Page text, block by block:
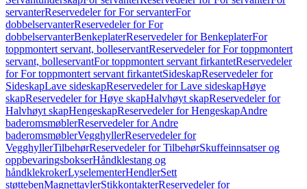
servanterReservedeler for For servanterFor
dobbelservanterReservedeler for For
dobbelservanterBenkeplaterReservedeler for BenkeplaterFor
toppmontert servant, bolleservantReservedeler for For toppmontert
servant, bolleservantFor toppmontert servant firkantetReservedeler
for For toppmontert servant firkantetSideskapReservedeler for
SideskapLave sideskapReservedeler for Lave sideskapHøye
skapReservedeler for Høye skapHalvhøyt skapReservedeler for
Halvhøyt skapHengeskapReservedeler for HengeskapAndre
baderomsmøblerReservedeler for Andre
baderomsmøblerVegghyllerReservedeler for
VegghyllerTilbehørReservedeler for TilbehørSkuffeinnsatser og
oppbevaringsbokserHåndklestang og
håndklekrokerLyselementerHendlerSett
støttebenMagnettavlerStikkontakterReservedeler for